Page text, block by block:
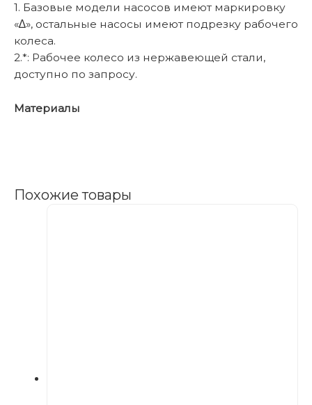
1. Базовые модели насосов имеют маркировку
«∆», остальные насосы имеют подрезку рабочего
колеса.
2.*: Рабочее колесо из нержавеющей стали,
доступно по запросу.
Материалы
Похожие товары